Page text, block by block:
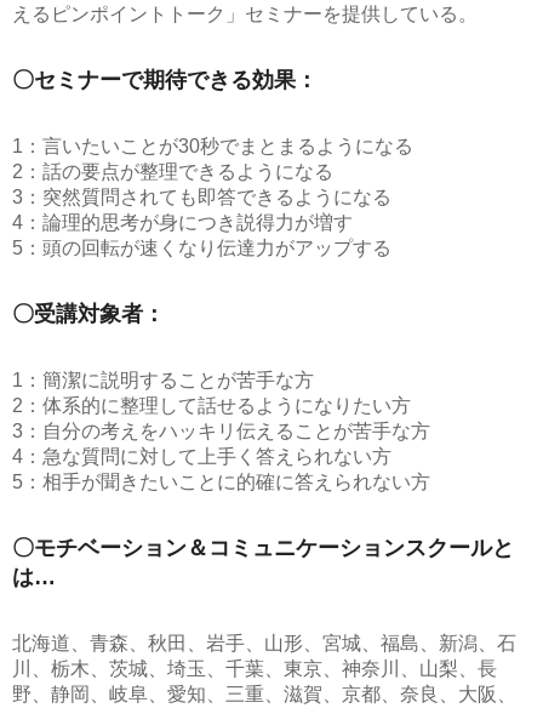
えるピンポイントトーク」セミナーを提供している。
〇セミナーで期待できる効果：
1：言いたいことが30秒でまとまるようになる
2：話の要点が整理できるようになる
3：突然質問されても即答できるようになる
4：論理的思考が身につき説得力が増す
5：頭の回転が速くなり伝達力がアップする
〇受講対象者：
1：簡潔に説明することが苦手な方
2：体系的に整理して話せるようになりたい方
3：自分の考えをハッキリ伝えることが苦手な方
4：急な質問に対して上手く答えられない方
5：相手が聞きたいことに的確に答えられない方
〇モチベーション＆コミュニケーションスクールと
は…
北海道、青森、秋田、岩手、山形、宮城、福島、新潟、石
川、栃木、茨城、埼玉、千葉、東京、神奈川、山梨、長
野、静岡、岐阜、愛知、三重、滋賀、京都、奈良、大阪、